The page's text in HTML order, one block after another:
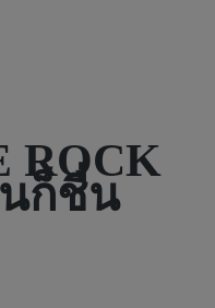
ROCK
ก็ชื่น